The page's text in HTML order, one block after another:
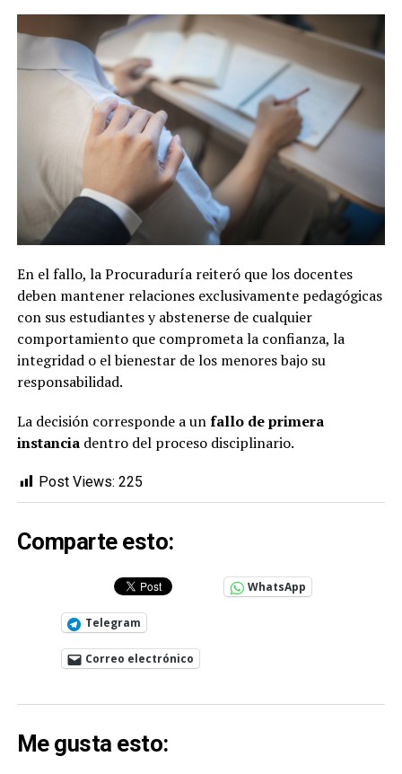
En el fallo, la Procuraduría reiteró que los docentes
deben mantener relaciones exclusivamente pedagógicas
con sus estudiantes y abstenerse de cualquier
comportamiento que comprometa la confianza, la
integridad o el bienestar de los menores bajo su
responsabilidad.
La decisión corresponde a unfallo de primera
instanciadentro del proceso disciplinario.
Post Views: 225
Comparte esto:
WhatsApp
Telegram
Correo electrónico
Me gusta esto: